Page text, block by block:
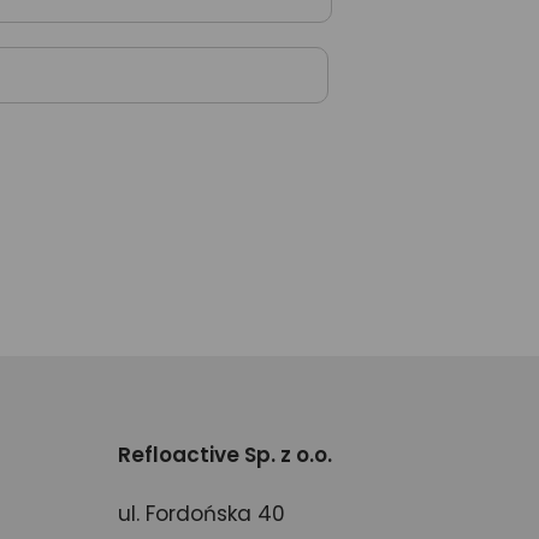
Refloactive Sp. z o.o.
ul. Fordońska 40